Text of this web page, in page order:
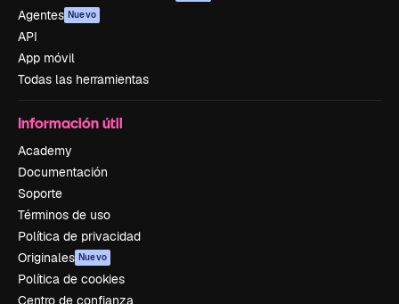
Agentes Nuevo
API
App móvil
Todas las herramientas
Información útil
Academy
Documentación
Soporte
Términos de uso
Política de privacidad
Originales Nuevo
Política de cookies
Centro de confianza